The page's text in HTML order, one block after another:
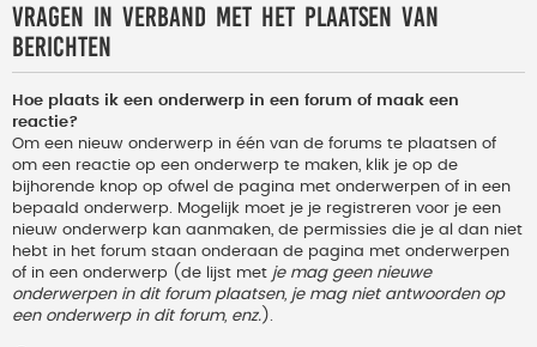
Vragen in verband met het plaatsen van
berichten
Hoe plaats ik een onderwerp in een forum of maak een
reactie?
Om een nieuw onderwerp in één van de forums te plaatsen of
om een reactie op een onderwerp te maken, klik je op de
bijhorende knop op ofwel de pagina met onderwerpen of in een
bepaald onderwerp. Mogelijk moet je je registreren voor je een
nieuw onderwerp kan aanmaken, de permissies die je al dan niet
hebt in het forum staan onderaan de pagina met onderwerpen
of in een onderwerp (de lijst met je mag geen nieuwe
onderwerpen in dit forum plaatsen, je mag niet antwoorden op
een onderwerp in dit forum, enz. ).